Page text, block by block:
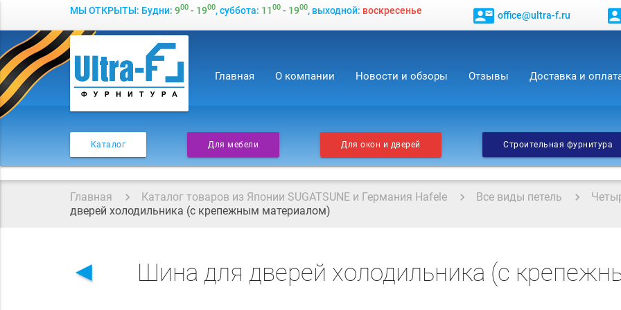
МЫ ОТКРЫТЫ: Будни: 900- 1900, суббота: 1100- 1900, выходной: воскресенье contact_mail office@ultra-f.ru
Главная О компании Новости и обзоры Отзывы Доставка и
Каталог Для мебели Для окон и дверей Строительная фурнитура
Главная Каталог товаров из Японии SUGATSUNE и Германия Hafele Все виды петель
дверей холодильника (с крепежным материалом)
◄ Шина для дверей холодильника (с